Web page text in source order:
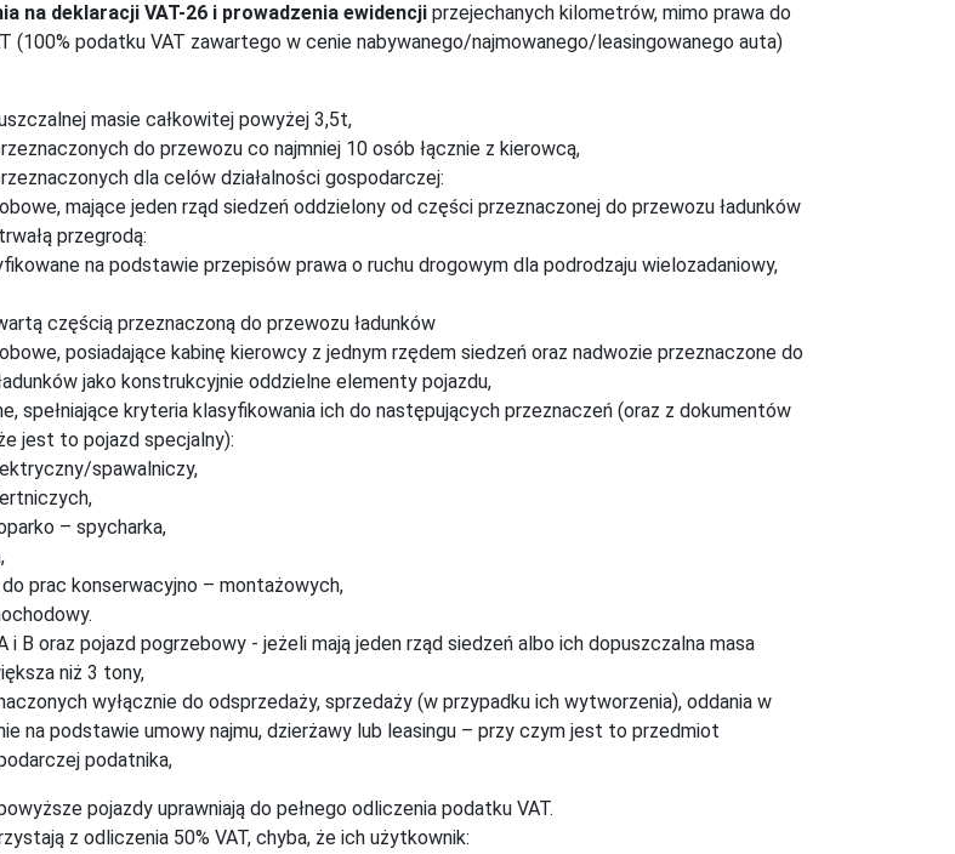
na deklaracji VAT-26 i prowadzenia ewidencji przejechanych kilometrów, mimo prawa do
(100% podatku VAT zawartego w cenie nabywanego/najmowanego/leasingowanego auta)
masie całkowitej powyżej 3,5t,
do przewozu co najmniej 10 osób łącznie z kierowcą,
dla celów działalności gospodarczej:
mające jeden rząd siedzeń oddzielony od części przeznaczonej do przewozu ładunków
przegrodą:
na podstawie przepisów prawa o ruchu drogowym dla podrodzaju wielozadaniowy,
częścią przeznaczoną do przewozu ładunków
posiadające kabinę kierowcy z jednym rzędem siedzeń oraz nadwozie przeznaczone do
jako konstrukcyjnie oddzielne elementy pojazdu,
spełniające kryteria klasyfikowania ich do następujących przeznaczeń (oraz z dokumentów
jest to pojazd specjalny):
spawalniczy,
– spycharka,
prac konserwacyjno – montażowych,
i B oraz pojazd pogrzebowy - jeżeli mają jeden rząd siedzeń albo ich dopuszczalna masa
niż 3 tony,
wyłącznie do odsprzedaży, sprzedaży (w przypadku ich wytworzenia), oddania w
na podstawie umowy najmu, dzierżawy lub leasingu – przy czym jest to przedmiot
podatnika,
pojazdy uprawniają do pełnego odliczenia podatku VAT.
z odliczenia 50% VAT, chyba, że ich użytkownik: